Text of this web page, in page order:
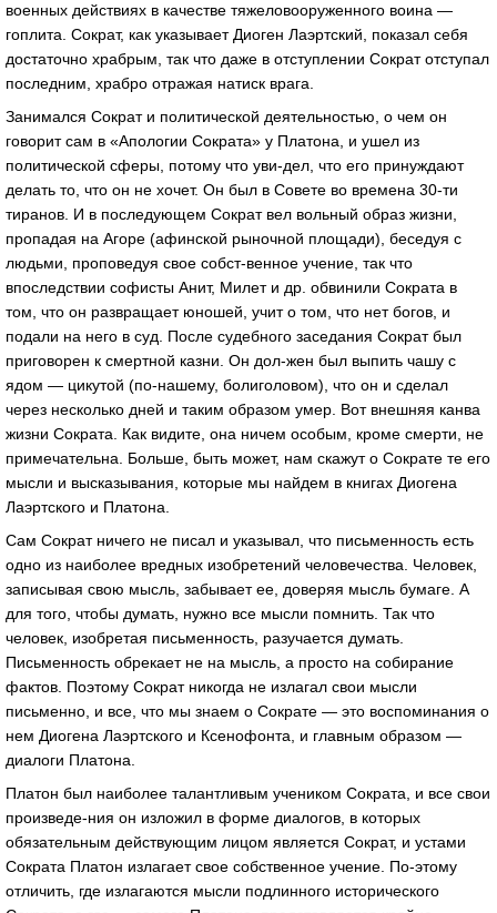
военных действиях в качестве тяжеловооруженного воина —
гоплита. Сократ, как указывает Диоген Лаэртский, показал себя
достаточно храбрым, так что даже в отступлении Сократ отступал
последним, храбро отражая натиск врага.
Занимался Сократ и политической деятельностью, о чем он
говорит сам в «Апологии Сократа» у Платона, и ушел из
политической сферы, потому что уви-дел, что его принуждают
делать то, что он не хочет. Он был в Совете во времена 30-ти
тиранов. И в последующем Сократ вел вольный образ жизни,
пропадая на Агоре (афинской рыночной площади), беседуя с
людьми, проповедуя свое собст-венное учение, так что
впоследствии софисты Анит, Милет и др. обвинили Сократа в
том, что он развращает юношей, учит о том, что нет богов, и
подали на него в суд. После судебного заседания Сократ был
приговорен к смертной казни. Он дол-жен был выпить чашу с
ядом — цикутой (по-нашему, болиголовом), что он и сделал
через несколько дней и таким образом умер. Вот внешняя канва
жизни Сократа. Как видите, она ничем особым, кроме смерти, не
примечательна. Больше, быть может, нам скажут о Сократе те его
мысли и высказывания, которые мы найдем в книгах Диогена
Лаэртского и Платона.
Сам Сократ ничего не писал и указывал, что письменность есть
одно из наиболее вредных изобретений человечества. Человек,
записывая свою мысль, забывает ее, доверяя мысль бумаге. А
для того, чтобы думать, нужно все мысли помнить. Так что
человек, изобретая письменность, разучается думать.
Письменность обрекает не на мысль, а просто на собирание
фактов. Поэтому Сократ никогда не излагал свои мысли
письменно, и все, что мы знаем о Сократе — это воспоминания о
нем Диогена Лаэртского и Ксенофонта, и главным образом —
диалоги Платона.
Платон был наиболее талантливым учеником Сократа, и все свои
произведе-ния он изложил в форме диалогов, в которых
обязательным действующим лицом является Сократ, и устами
Сократа Платон излагает свое собственное учение. По-этому
отличить, где излагаются мысли подлинного исторического